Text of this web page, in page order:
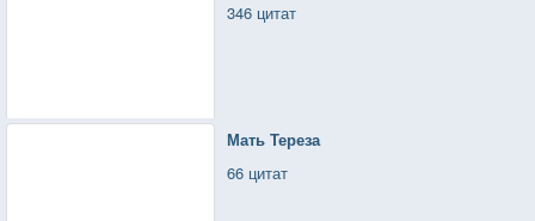
346 цитат
Мать Тереза
66 цитат